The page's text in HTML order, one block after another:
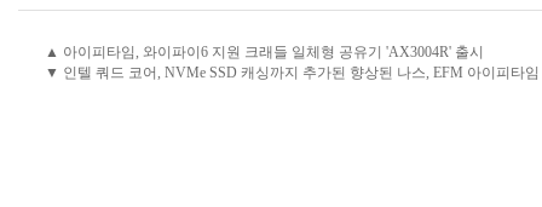
▲ 아이피타임, 와이파이6 지원 크래들 일체형 공유기 'AX3004R' 출시
▼ 인텔 쿼드 코어, NVMe SSD 캐싱까지 추가된 향상된 나스, EFM 아이피타임